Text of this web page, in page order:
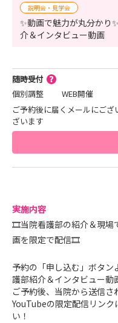
説明会・見学会
✨動画で魅力が丸分かり
介＆インタビュー動画
随時受付
個別調整
WEB開催
ご予約後に届くメールにご
ざいます
実施内容
🎞当院看護部の紹介＆現場
画を限定で配信🎞
予約の「申し込む」ボタ
護部紹介＆インタビュー動
ご予約後、当院から送信
YouTubeの限定配信リン
い！